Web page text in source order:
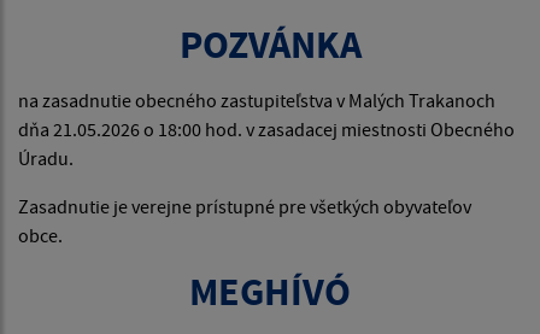
POZVÁNKA
na zasadnutie obecného zastupiteľstva v Malých Trakanoch
dňa 21.05.2026 o 18:00 hod. v zasadacej miestnosti Obecného
Úradu.
Zasadnutie je verejne prístupné pre všetkých obyvateľov
obce.
MEGHÍVÓ